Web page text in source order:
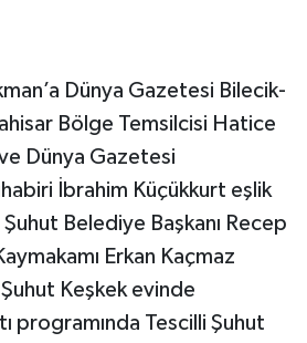
Dünya Gazetesi Bilecik-
Bölge Temsilcisi Hatice
Dünya Gazetesi
İbrahim Küçükkurt eşlik
Şuhut Belediye Başkanı Recep
Erkan Kaçmaz
Keşkek evinde
programında Tescilli Şuhut